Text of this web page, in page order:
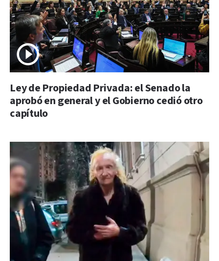
Ley de Propiedad Privada: el Senado la
aprobó en general y el Gobierno cedió otro
capítulo